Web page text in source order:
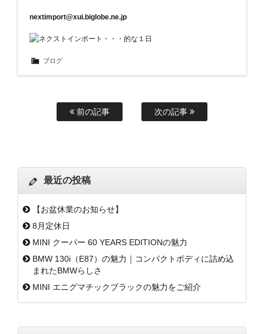
nextimport@xui.biglobe.ne.jp
ブログ
前の記事 次の記事
最近の投稿
【お盆休業のお知らせ】
8月定休日
MINI クーパー 60 YEARS EDITIONの魅力
BMW 130i（E87）の魅力｜コンパクトボディに詰め込
まれたBMWらしさ
MINI エニグマチックブラックの魅力をご紹介